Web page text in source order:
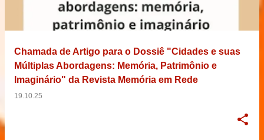
Chamada de Artigo para o Dossiê "Cidades e suas
Múltiplas Abordagens: Memória, Patrimônio e
Imaginário" da Revista Memória em Rede
19.10.25